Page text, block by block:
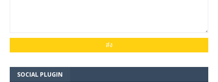
SOCIAL PLUGIN